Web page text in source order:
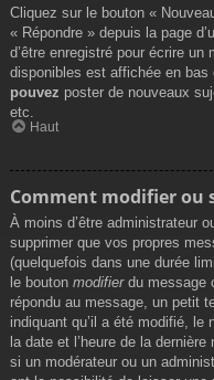
Cliquez sur le bouton «
« Répondre » depuis la page
d’être enregistré pour écrire
disponibles est affichée en
pouvez poster de nouveaux
etc.
Haut
Comment modifier ou
À moins d’être administrateur
supprimer que vos propres
(quelquefois dans une durée
le bouton modifierdu message
répondu au message, un petit
indiquant qu’il a été modifié, le
la date et l’heure de la
si un modérateur ou un